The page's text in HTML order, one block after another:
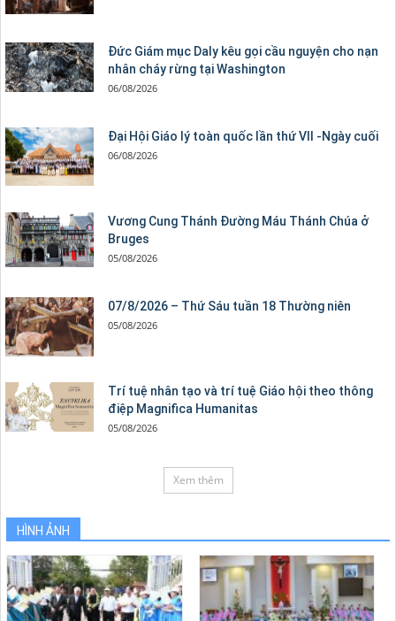
Đức Giám mục Daly kêu gọi cầu nguyện cho nạn
nhân cháy rừng tại Washington
06/08/2026
Đại Hội Giáo lý toàn quốc lần thứ VII -Ngày cuối
06/08/2026
Vương Cung Thánh Ðường Máu Thánh Chúa ở
Bruges
05/08/2026
07/8/2026 – Thứ Sáu tuần 18 Thường niên
05/08/2026
Trí tuệ nhân tạo và trí tuệ Giáo hội theo thông
điệp Magnifica Humanitas
05/08/2026
Xem thêm
HÌNH ẢNH